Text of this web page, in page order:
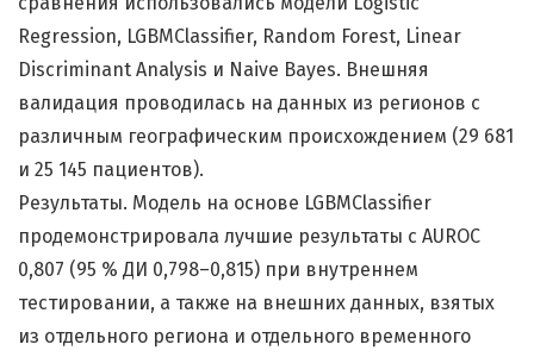
Regression, LGBMClassifier, Random Forest, Linear
Discriminant Analysis и Naive Bayes. Внешняя
валидация проводилась на данных из регионов с
различным географическим происхождением (29 681
и 25 145 пациентов).
Результаты. Модель на основе LGBMClassifier
продемонстрировала лучшие результаты с AUROC
0,807 (95 % ДИ 0,798–0,815) при внутреннем
тестировании, а также на внешних данных, взятых
из отдельного региона и отдельного временного